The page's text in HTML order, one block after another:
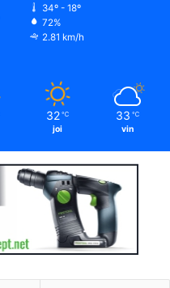
34º - 18º
72%
2.81 km/h
32 ℃
joi
33 ℃
vin